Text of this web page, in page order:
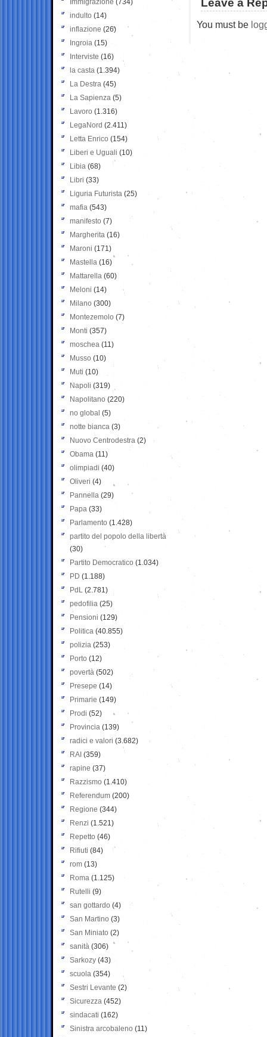
Leave a
You must be
Immigrazione (734)
indulto (14)
inflazione (26)
Ingroia (15)
Interviste (16)
la casta (1.394)
La Destra (45)
La Sapienza (5)
Lavoro (1.316)
LegaNord (2.411)
Letta Enrico (154)
Liberi e Uguali (10)
Libia (68)
Libri (33)
Liguria Futurista (25)
mafia (543)
manifesto (7)
Margherita (16)
Maroni (171)
Mastella (16)
Mattarella (60)
Meloni (14)
Milano (300)
Montezemolo (7)
Monti (357)
moschea (11)
Musso (10)
Muti (10)
Napoli (319)
Napolitano (220)
no global (5)
notte bianca (3)
Nuovo Centrodestra (2)
Obama (11)
olimpiadi (40)
Oliveri (4)
Pannella (29)
Papa (33)
Parlamento (1.428)
partito del popolo della libertà
(30)
Partito Democratico (1.034)
PD (1.188)
PdL (2.781)
pedofilia (25)
Pensioni (129)
Politica (40.855)
polizia (253)
Porto (12)
povertà (502)
Presepe (14)
Primarie (149)
Prodi (52)
Provincia (139)
radici e valori (3.682)
RAI (359)
rapine (37)
Razzismo (1.410)
Referendum (200)
Regione (344)
Renzi (1.521)
Repetto (46)
Rifiuti (84)
rom (13)
Roma (1.125)
Rutelli (9)
san gottardo (4)
San Martino (3)
San Miniato (2)
sanità (306)
Sarkozy (43)
scuola (354)
Sestri Levante (2)
Sicurezza (452)
sindacati (162)
Sinistra arcobaleno (11)